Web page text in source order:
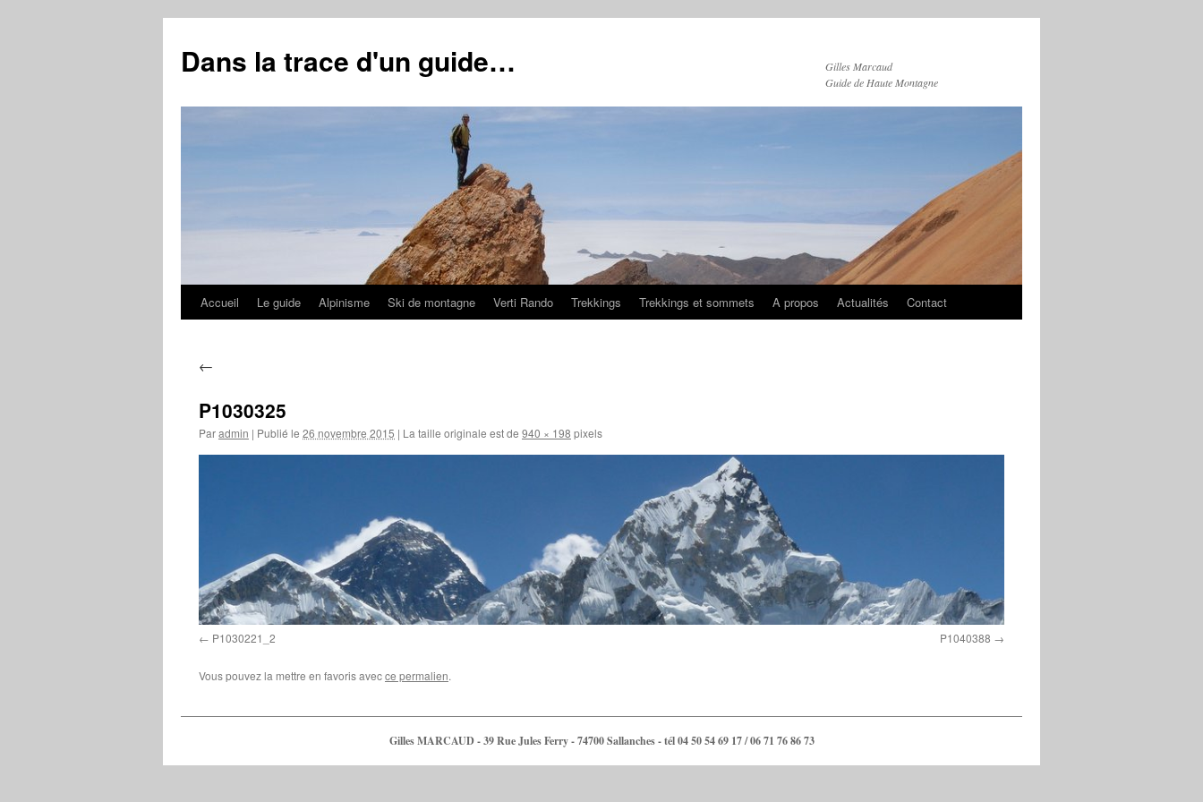
contenu
Dans la trace d'un guide…
Gilles Marcaud
Guide de Haute Montagne
Accueil Le guide Alpinisme Ski de montagne Verti Rando Trekkings Trekkings et sommets A propos Actualités Contact
←
P1030325
Paradmin | Publié le 26 novembre 2015 | La taille originale est de 940 × 198 pixels
P1030221_2 P1040388
Vous pouvez la mettre en favoris avecce permalien.
Gilles MARCAUD - 39 Rue Jules Ferry - 74700 Sallanches - tél 04 50 54 69 17 / 06 71 76 86 73